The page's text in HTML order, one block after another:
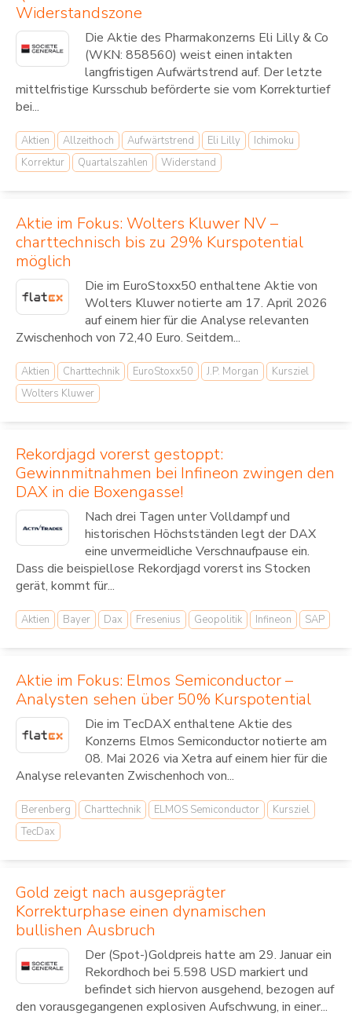
Widerstandszone
Die Aktie des Pharmakonzerns Eli Lilly & Co
(WKN: 858560) weist einen intakten
langfristigen Aufwärtstrend auf. Der letzte
mittelfristige Kursschub beförderte sie vom Korrekturtief
bei...
Aktien Allzeithoch Aufwärtstrend Eli Lilly
Ichimoku
Korrektur
Quartalszahlen Widerstand
Aktie im Fokus: Wolters Kluwer NV –
charttechnisch bis zu 29% Kurspotential
möglich
Die im EuroStoxx50 enthaltene Aktie von
Wolters Kluwer notierte am 17. April 2026
auf einem hier für die Analyse relevanten
Zwischenhoch von 72,40 Euro. Seitdem...
Aktien Charttechnik EuroStoxx50 J.P. Morgan
Kursziel
Wolters Kluwer
Rekordjagd vorerst gestoppt:
Gewinnmitnahmen bei Infineon zwingen den
DAX in die Boxengasse!
Nach drei Tagen unter Volldampf und
historischen Höchstständen legt der DAX
eine unvermeidliche Verschnaufpause ein.
Dass die beispiellose Rekordjagd vorerst ins Stocken
gerät, kommt für...
Aktien Bayer Dax Fresenius Geopolitik Infineon SAP
Aktie im Fokus: Elmos Semiconductor –
Analysten sehen über 50% Kurspotential
Die im TecDAX enthaltene Aktie des
Konzerns Elmos Semiconductor notierte am
08. Mai 2026 via Xetra auf einem hier für die
Analyse relevanten Zwischenhoch von...
Berenberg Charttechnik ELMOS Semiconductor
Kursziel
TecDax
Gold zeigt nach ausgeprägter
Korrekturphase einen dynamischen
bullishen Ausbruch
Der (Spot-)Goldpreis hatte am 29. Januar ein
Rekordhoch bei 5.598 USD markiert und
befindet sich hiervon ausgehend, bezogen auf
den vorausgegangenen explosiven Aufschwung, in einer...